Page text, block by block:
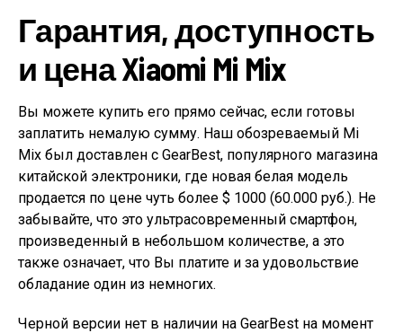
Гарантия, доступность
и цена Xiaomi Mi Mix
Вы можете купить его прямо сейчас, если готовы
заплатить немалую сумму. Наш обозреваемый Mi
Mix был доставлен с GearBest, популярного магазина
китайской электроники, где новая белая модель
продается по цене чуть более $ 1000 (60.000 руб.). Не
забывайте, что это ультрасовременный смартфон,
произведенный в небольшом количестве, а это
также означает, что Вы платите и за удовольствие
обладание один из немногих.
Черной версии нет в наличии на GearBest на момент